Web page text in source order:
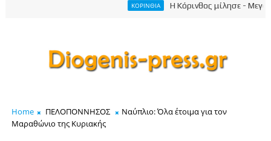
ΚΟΡΙΝΘΙΑ Η Κόρινθος μίλησε -
Home ΠΕΛΟΠΟΝΝΗΣΟΣ
Ναύπλιο: Όλα έτοιμα για τον
Μαραθώνιο της Κυριακής